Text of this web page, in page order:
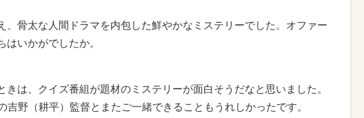
、骨太な人間ドラマを内包した鮮やかなミステリーでした。オファー
はいかがでしたか。
は、クイズ番組が題材のミステリーが面白そうだなと思いました。
吉野（耕平）監督とまたご一緒できることもうれしかったです。